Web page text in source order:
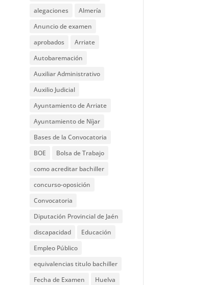
alegaciones
Almería
Anuncio de examen
aprobados
Arriate
Autobaremación
Auxiliar Administrativo
Auxilio Judicial
Ayuntamiento de Arriate
Ayuntamiento de Níjar
Bases de la Convocatoria
BOE
Bolsa de Trabajo
como acreditar bachiller
concurso-oposición
Convocatoria
Diputación Provincial de Jaén
discapacidad
Educación
Empleo Público
equivalencias titulo bachiller
Fecha de Examen
Huelva